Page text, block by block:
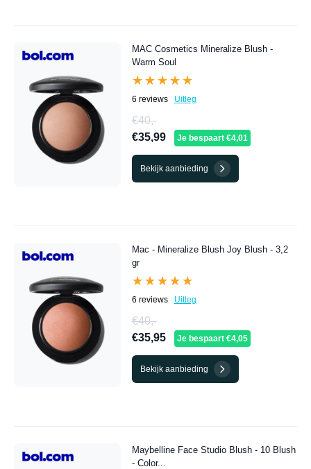
MAC Cosmetics Mineralize Blush -
Warm Soul
★★★★★
★★★★★
6 reviews Uitleg
€40,-
€35,99
Je bespaart €4,01
Bekijk aanbieding
Mac - Mineralize Blush Joy Blush - 3,2
gr
★★★★★
★★★★★
6 reviews Uitleg
€40,-
€35,95
Je bespaart €4,05
Bekijk aanbieding
Maybelline Face Studio Blush - 10 Blush
- Color...